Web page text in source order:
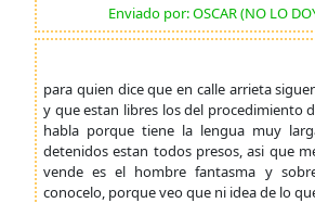
Enviado por: OSCAR (NO LO
para quien dice que en calle arrieta
y que estan libres los del procedimiento
habla porque tiene la lengua muy
detenidos estan todos presos, asi que
vende es el hombre fantasma y
conocelo, porque veo que ni idea de lo